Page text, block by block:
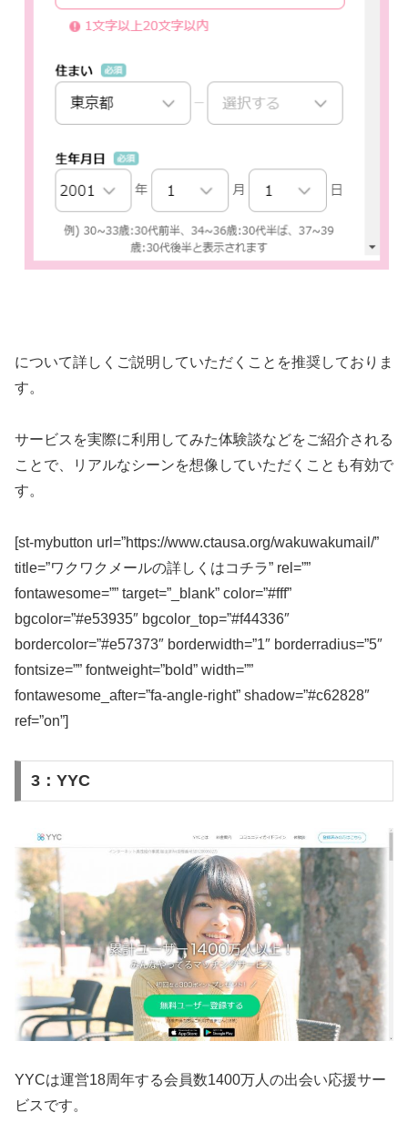
について詳しくご説明していただくことを推奨しておりま
す。
サービスを実際に利用してみた体験談などをご紹介される
ことで、リアルなシーンを想像していただくことも有効で
す。
[st-mybutton url=”https://www.ctausa.org/wakuwakumail/”
title=”ワクワクメールの詳しくはコチラ” rel=””
fontawesome=”” target=”_blank” color=”#fff”
bgcolor=”#e53935″ bgcolor_top=”#f44336″
bordercolor=”#e57373″ borderwidth=”1″ borderradius=”5″
fontsize=”” fontweight=”bold” width=””
fontawesome_after=”fa-angle-right” shadow=”#c62828″
ref=”on”]
3：YYC
YYCは運営18周年する会員数1400万人の出会い応援サー
ビスです。